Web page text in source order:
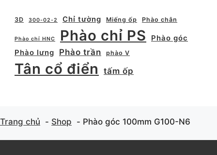
3D 300-02-2 Chỉ tường Miếng ốp Phào chân
Phào chỉ HNC Phào chỉ PS
Phào góc
Phào lưng
Phào trần phào V
Tân cổ điển tấm ốp
Trang chủ Shop Phào góc 100mm G100-N6